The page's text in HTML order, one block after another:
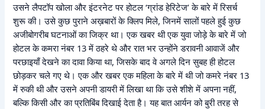
उसने लैपटॉप खोला और इंटरनेट पर होटल ‘ग्रांड हेरिटेज’ के बारे में रिसर्च
शुरू की। उसे कुछ पुराने अख़बारों के क्लिप मिले, जिनमें सालों पहले हुई कुछ
अजीबोगरीब घटनाओं का जिक्र था। एक खबर थी एक युवा जोड़े के बारे में जो
होटल के कमरा नंबर 13 में ठहरे थे और रात भर उन्होंने डरावनी आवाजें और
परछाइयाँ देखने का दावा किया था, जिसके बाद वे अगले दिन सुबह ही होटल
छोड़कर चले गए थे। एक और खबर एक महिला के बारे में थी जो कमरे नंबर 13
में रुकी थी और उसने अपनी डायरी में लिखा था कि उसे शीशे में अपना नहीं,
बल्कि किसी और का प्रतिबिंब दिखाई देता है। यह बात आर्यन को बुरी तरह से